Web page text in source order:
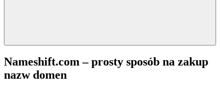
Nameshift.com – prosty sposób na zakup
nazw domen